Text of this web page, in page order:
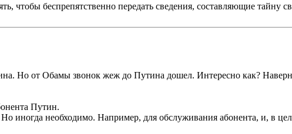
чтобы беспрепятственно передать сведения, составляющие тайну
Но от Обамы звонок жеж до Путина дошел. Интересно как?
Путин.
иногда необходимо. Например, для обслуживания абонента, и, в